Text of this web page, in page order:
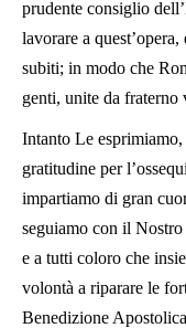
prudente consiglio
lavorare a
subiti; in modo che
genti, unite da fraterno
Intanto Le
gratitudine per
impartiamo di gran
seguiamo con il
e a tutti coloro che
volontà a riparare le
Benedizione